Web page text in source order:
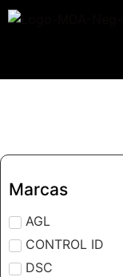
Marcas
AGL
CONTROL ID
DSC